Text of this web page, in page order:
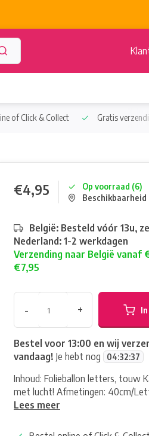
of Click & Collect Gratis
€4,95
Op voorraad (6)
Beschikbaarheid
België: Besteld vóór 13u,
Nederland: 1-2 werkdagen
Verzending naar België vanaf
€7,95
- +
Bestel voor 13:00 en wij
vandaag! Je hebt nog 04:32:37
Inhoud: Folieballon letters, touw
met lucht! Afmetingen: 40cm/
Lees meer